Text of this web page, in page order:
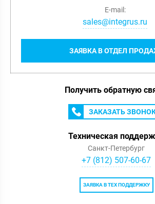
ЗАЯВКА В ОТДЕЛ
E-mail:
sales@integrus.ru
Получить обратную
ЗАКАЗАТЬ
Техническая
Санкт-Петербург
+7 (812) 507-60-67
ЗАЯВКА В ТЕХ ПОДДЕРЖКУ